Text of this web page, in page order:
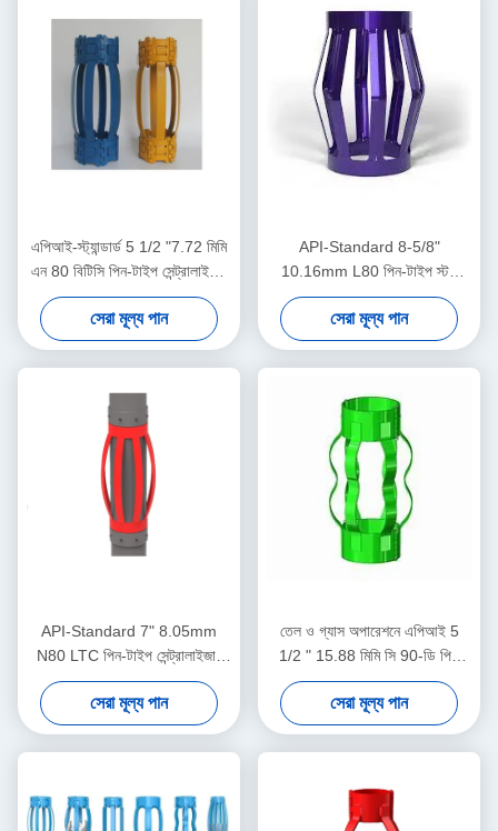
এপিআই-স্ট্যান্ডার্ড 5 1/2 "7.72 মিমি
এন 80 বিটিসি পিন-টাইপ সেন্ট্রালাইজার
তেল ও গ্যাস অপারেশনে কেসিং
সেন্ট্রালাইজার স্থানচ্যুতি সীমাবদ্ধ করার
জন্য
সেরা মূল্য পান
API-Standard 8-5/8"
10.16mm L80 পিন-টাইপ স্টপ
কলার তেল ও গ্যাস অপারেশনে কেসিং
সেন্ট্রালাইজার ডিসপ্লেসমেন্ট সীমাবদ্ধ
করার জন্য ডিজাইন করা হয়েছে
সেরা মূল্য পান
API-Standard 7" 8.05mm
N80 LTC পিন-টাইপ সেন্ট্রালাইজার
তেল ও গ্যাস অপারেশনে কেসিং
সেন্ট্রালাইজার ডিসপ্লেসমেন্ট সীমাবদ্ধ
করার জন্য
সেরা মূল্য পান
তেল ও গ্যাস অপারেশনে এপিআই 5
1/2 " 15.88 মিমি সি 90-ডি পিই
তেলক্ষেত্র কেন্দ্রীয়
সেরা মূল্য পান